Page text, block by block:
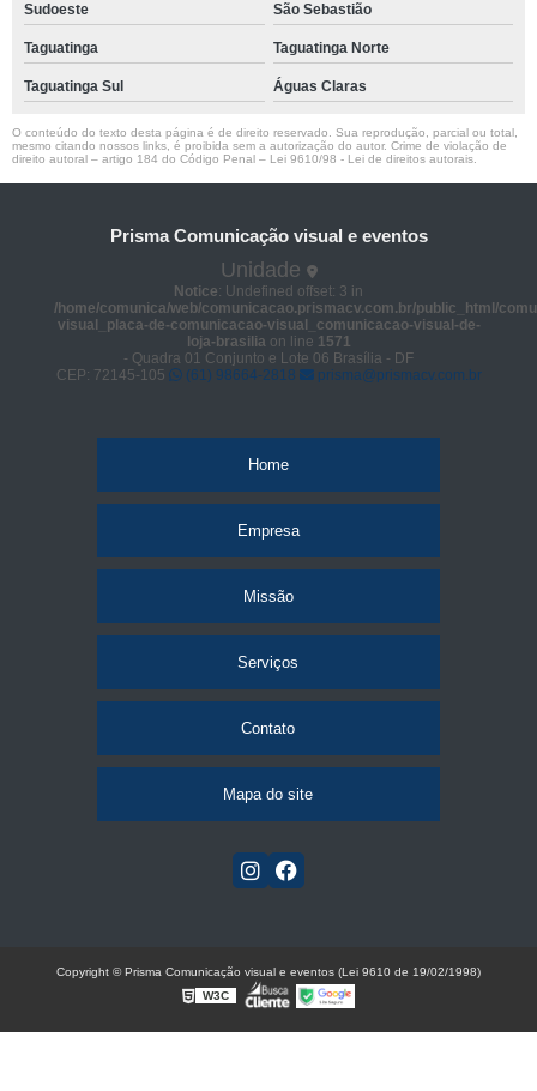
Sudoeste São Sebastião
Taguatinga Taguatinga Norte
Taguatinga Sul Águas Claras
O conteúdo do texto desta página é de direito reservado. Sua reprodução, parcial ou total,
mesmo citando nossos links, é proibida sem a autorização do autor. Crime de violação de
direito autoral – artigo 184 do Código Penal – Lei 9610/98 - Lei de direitos autorais
Prisma Comunicação visual e eventos
Unidade
Notice: Undefined offset: 3 in
/home/comunica/web/comunicacao.prismacv.com.br/public_html/
visual_placa-de-comunicacao-visual_comunicacao-visual-de-
loja-brasiliaon line 1571
- Quadra 01 Conjunto e Lote 06 Brasília - DF
CEP: 72145-105
(61) 98664-2818 prisma@prismacv.com.br
Home
Empresa
Missão
Serviços
Contato
Mapa do site
Copyright © Prisma Comunicação visual e eventos (Lei 9610 de 19/02/1998)
W3C